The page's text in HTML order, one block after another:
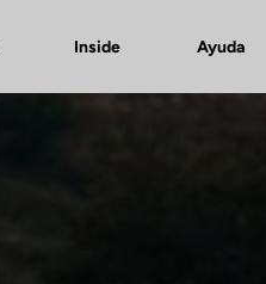
Inside Ayuda